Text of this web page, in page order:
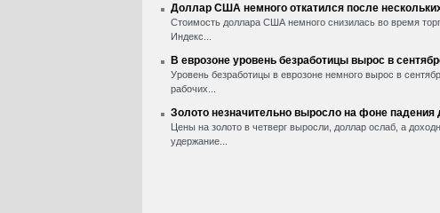
Доллар США немного откатился после
Стоимость доллара США немного снизилась во время
Индекс...
В еврозоне уровень безработицы вырос в
Уровень безработицы в еврозоне немного вырос в
рабочих...
Золото незначительно выросло на фоне падения
Цены на золото в четверг выросли, доллар ослаб, а
удержание...